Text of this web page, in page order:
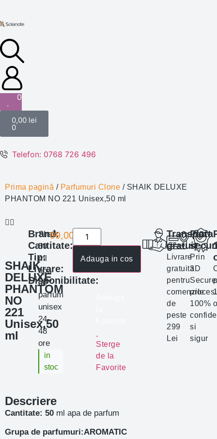
0
0,00 lei
0
Telefon: 0768 726 496
Prima pagină / Parfumuri Clone / SHAIK DELUXE
PHANTOM NO 221 Unisex,50 ml
SHAIK
DELUXE
PHANTOM
NO
221
Unisex,50
ml
Brand:
Cantitate:
Tip:
Livrare:
Disponibilitate:
Shaik
50
ml
apa
de
parfum
unisex
24-
48
ore
in
stoc
99,00 lei
Adauga in cos
Sterge
de la
Favorite
Transport
gratuit
Livrare
gratuita
pentru
comenzile
de
peste
299
Lei
Plata
Prin
3D
100%
si
sigur
Descriere
Cantitate: 50 ml apa de parfum
Grupa de parfumuri:AROMATIC